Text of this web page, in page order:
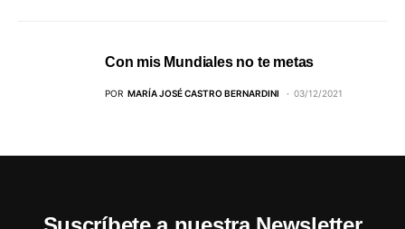
Con mis Mundiales no te metas
POR MARÍA JOSÉ CASTRO BERNARDINI 03/12/2021